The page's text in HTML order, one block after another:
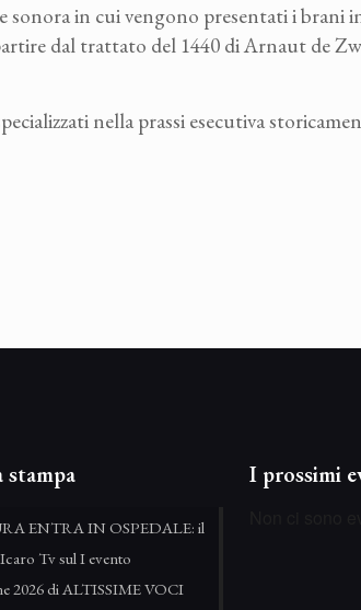
sonora in cui vengono presentati i brani
dal trattato del 1440 di Arnaut de
nella prassi esecutiva
stampa
ENTRA IN OSPEDALE: il
Tv sul I evento
2026 di ALTISSIME VOCI
I prossimi